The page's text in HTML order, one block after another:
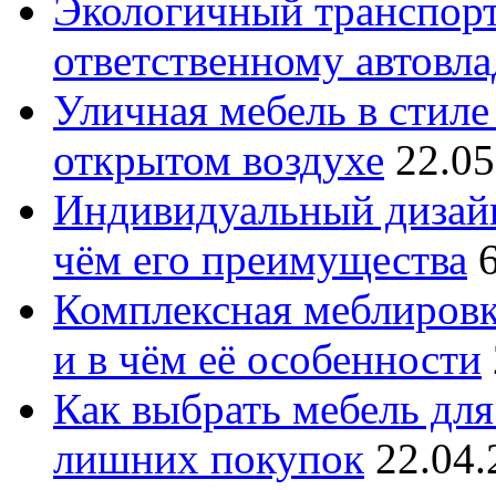
Экологичный
ответственному
Уличная мебель в
открытом воздухе
Индивидуальный
чём его преимущества
Комплексная
и в чём её особенности
Как выбрать мебель
лишних покупок